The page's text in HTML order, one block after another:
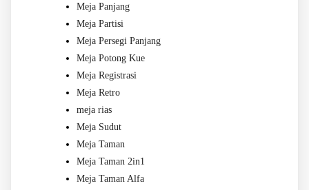
Meja Panjang
Meja Partisi
Meja Persegi Panjang
Meja Potong Kue
Meja Registrasi
Meja Retro
meja rias
Meja Sudut
Meja Taman
Meja Taman 2in1
Meja Taman Alfa